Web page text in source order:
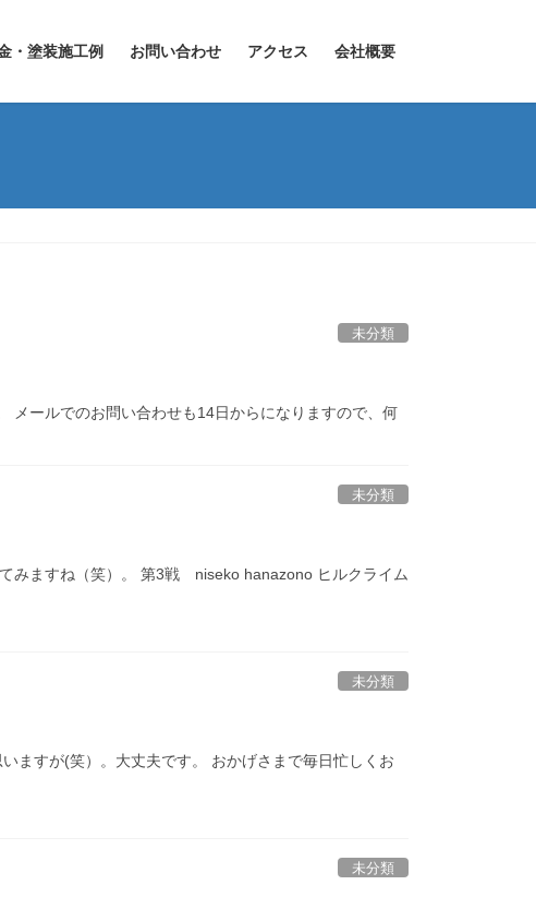
・塗装施工例 お問い合わせ アクセス 会社概要
未分類
メールでのお問い合わせも14日からになりますので、何
未分類
みますね（笑）。 第3戦 niseko hanazono ヒルクライム
未分類
ますが(笑）。大丈夫です。 おかげさまで毎日忙しくお
未分類